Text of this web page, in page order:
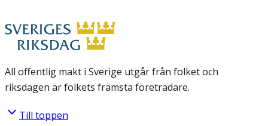
All offentlig makt i Sverige utgår från folket och
riksdagen är folkets främsta företrädare.
Till toppen